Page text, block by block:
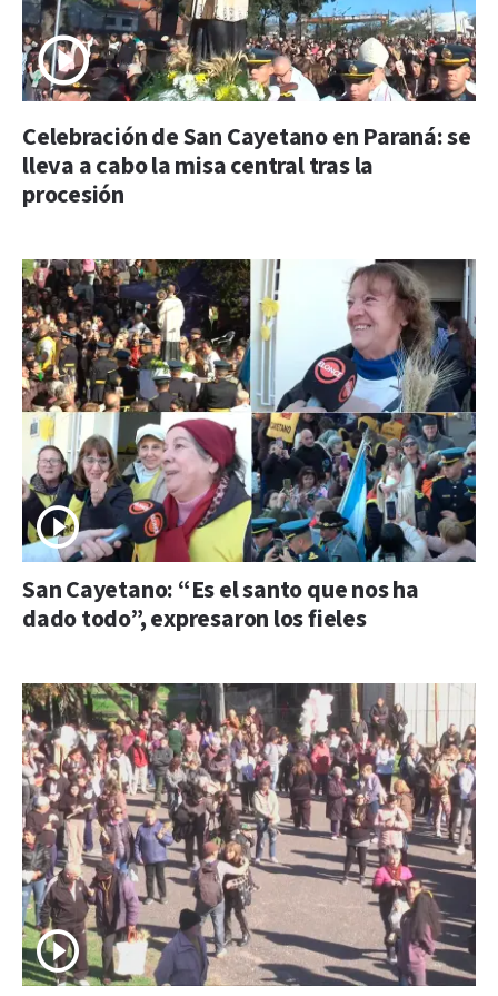
Celebración de San Cayetano en Paraná: se
lleva a cabo la misa central tras la
procesión
San Cayetano: “Es el santo que nos ha
dado todo”, expresaron los fieles